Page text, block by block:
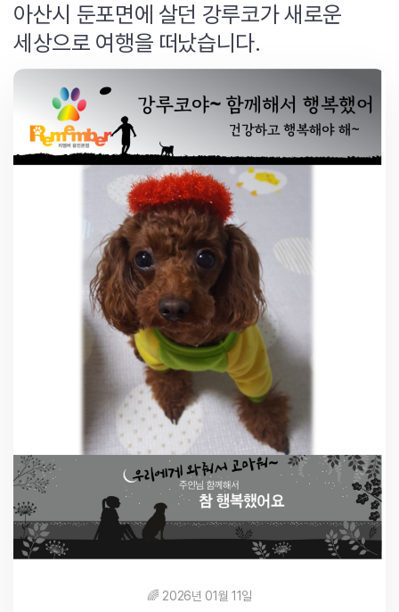
아산시 둔포면에 살던 강루코가 새로운
세상으로 여행을 떠났습니다.
🌈 2026년 01월 11일